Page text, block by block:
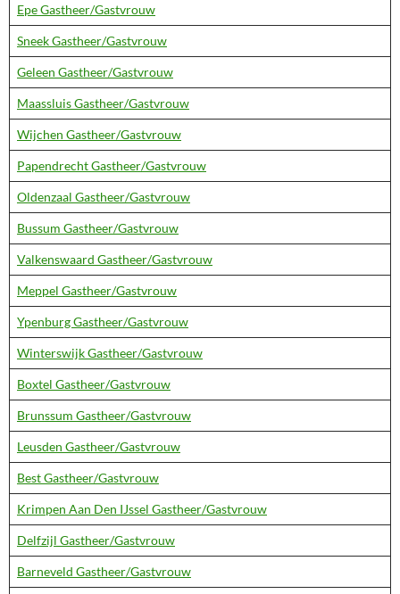
Epe Gastheer/Gastvrouw
Sneek Gastheer/Gastvrouw
Geleen Gastheer/Gastvrouw
Maassluis Gastheer/Gastvrouw
Wijchen Gastheer/Gastvrouw
Papendrecht Gastheer/Gastvrouw
Oldenzaal Gastheer/Gastvrouw
Bussum Gastheer/Gastvrouw
Valkenswaard Gastheer/Gastvrouw
Meppel Gastheer/Gastvrouw
Ypenburg Gastheer/Gastvrouw
Winterswijk Gastheer/Gastvrouw
Boxtel Gastheer/Gastvrouw
Brunssum Gastheer/Gastvrouw
Leusden Gastheer/Gastvrouw
Best Gastheer/Gastvrouw
Krimpen Aan Den IJssel Gastheer/Gastvrouw
Delfzijl Gastheer/Gastvrouw
Barneveld Gastheer/Gastvrouw